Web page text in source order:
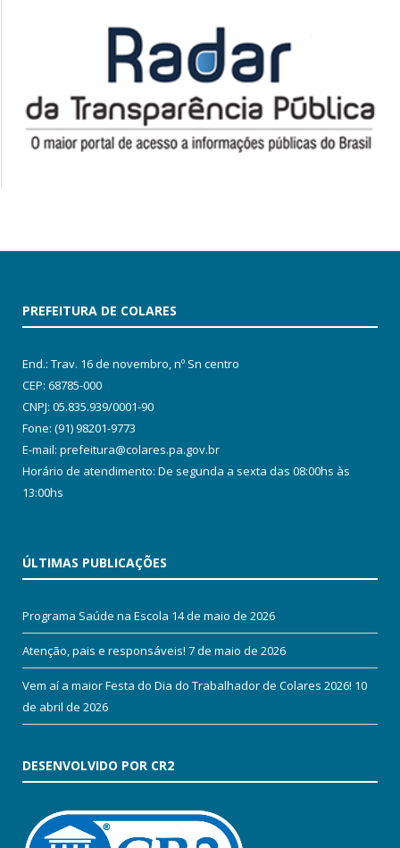
PREFEITURA DE COLARES
End.: Trav. 16 de novembro, nº Sn centro
CEP: 68785-000
CNPJ: 05.835.939/0001-90
Fone: (91) 98201-9773
E-mail: prefeitura@colares.pa.gov.br
Horário de atendimento: De segunda a sexta das 08:00hs às
13:00hs
ÚLTIMAS PUBLICAÇÕES
Programa Saúde na Escola 14 de maio de 2026
Atenção, pais e responsáveis! 7 de maio de 2026
Vem aí a maior Festa do Dia do Trabalhador de Colares 2026! 10
de abril de 2026
DESENVOLVIDO POR CR2